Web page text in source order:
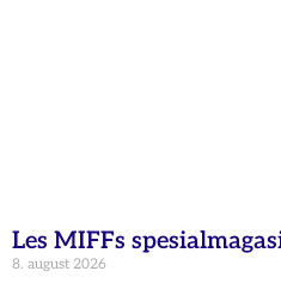
Les MIFFs
8. august 2026